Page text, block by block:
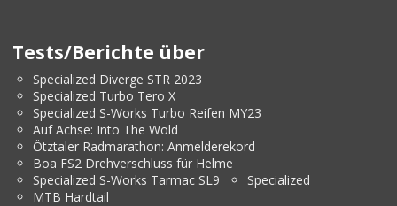
Tests/Berichte über
Specialized Diverge STR 2023
Specialized Turbo Tero X
Specialized S-Works Turbo Reifen MY23
Auf Achse: Into The Wold
Ötztaler Radmarathon: Anmelderekord
Boa FS2 Drehverschluss für Helme
Specialized S-Works Tarmac SL9
Specialized
MTB Hardtail